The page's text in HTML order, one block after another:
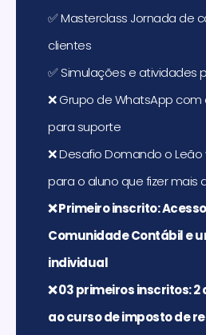
✅ Masterclass Jornada de
clientes
✅ Simulações e atividades
❌Grupo de WhatsApp com
para suporte
❌Desafio Domando o Leão
para o aluno que fizer mais
❌Primeiro inscrito: Acesso
Comunidade Contábil e
individual
❌03 primeiros inscritos: 2
ao curso de imposto de